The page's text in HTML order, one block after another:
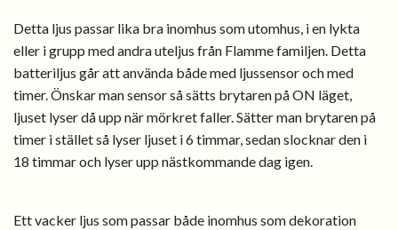
Detta ljus passar lika bra inomhus som utomhus, i en lykta
eller i grupp med andra uteljus från Flamme familjen. Detta
batteriljus går att använda både med ljussensor och med
timer. Önskar man sensor så sätts brytaren på ON läget,
ljuset lyser då upp när mörkret faller. Sätter man brytaren på
timer i stället så lyser ljuset i 6 timmar, sedan slocknar den i
18 timmar och lyser upp nästkommande dag igen.
Ett vacker ljus som passar både inomhus som dekoration